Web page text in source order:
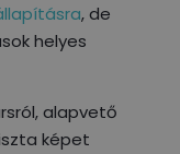
, de
helyes
alapvető
képet